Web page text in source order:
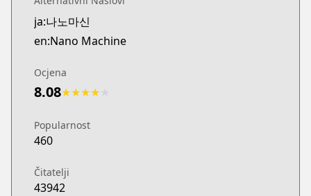
WEBTOON
https://www.webtoons.com/fr/fantasy/nano-
WEBTOON
https://www.webtoons.com/en/action/nano-
Naver Webtoon
https://comic.naver.com/webtoon/
ja:나노마신
en:Nano Machine
Ocjena
8.08★★★★
Popularnost
460
Čitatelji
43942